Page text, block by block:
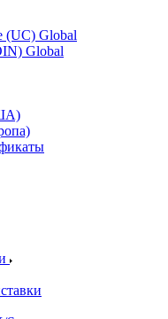
(UC) Global
Global